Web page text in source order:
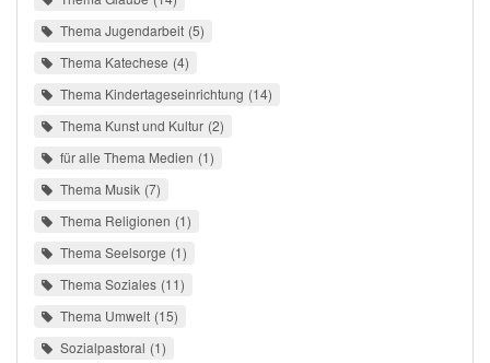
Thema Jugendarbeit 5
Thema Katechese 4
Thema Kindertageseinrichtung 14
Thema Kunst und Kultur 2
für alle Thema Medien 1
Thema Musik 7
Thema Religionen 1
Thema Seelsorge 1
Thema Soziales 11
Thema Umwelt 15
Sozialpastoral 1